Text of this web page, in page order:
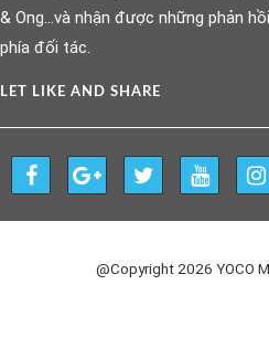
& Ong…và nhận được những phản
phía đối tác.
LET LIKE AND SHARE
@Copyright 2026 YOCO